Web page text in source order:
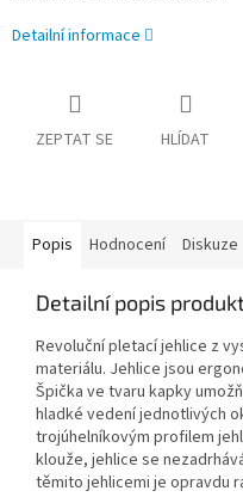
Detailní informace
ZEPTAT SE HLÍDAT
Popis Hodnocení Diskuze
Detailní popis
Revoluční pletací jehlice z
materiálu. Jehlice jsou
Špička ve tvaru kapky
hladké vedení jednotlivých
trojúhelníkovým profilem
klouže, jehlice se
těmito jehlicemi je opravdu